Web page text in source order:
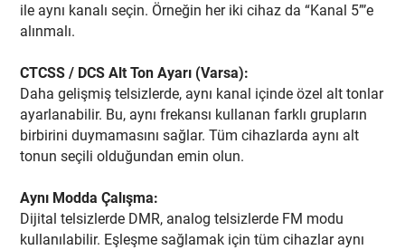
ile aynı kanalı seçin. Örneğin her iki cihaz da “Kanal 5”’e
alınmalı.
CTCSS / DCS Alt Ton Ayarı (Varsa):
Daha gelişmiş telsizlerde, aynı kanal içinde özel alt tonlar
ayarlanabilir. Bu, aynı frekansı kullanan farklı grupların
birbirini duymamasını sağlar. Tüm cihazlarda aynı alt
tonun seçili olduğundan emin olun.
Aynı Modda Çalışma:
Dijital telsizlerde DMR, analog telsizlerde FM modu
kullanılabilir. Eşleşme sağlamak için tüm cihazlar aynı